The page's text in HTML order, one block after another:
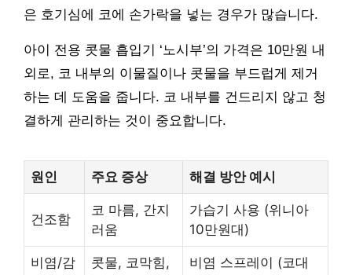
은 호기심에 코에 손가락을 넣는 경우가 많습니다.
아이 전용 콧물 흡입기 ‘노시부’의 가격은 10만원 내
외로, 코 내부의 이물질이나 콧물을 부드럽게 제거
하는 데 도움을 줍니다. 코 내부를 건드리지 않고 청
결하게 관리하는 것이 중요합니다.
원인 주요 증상 해결 방안 예시
건조함
코 마름, 간지
러움
가습기 사용 (위니아
10만원대)
비염/감
콧물, 코막힘,
비염 스프레이 (코대